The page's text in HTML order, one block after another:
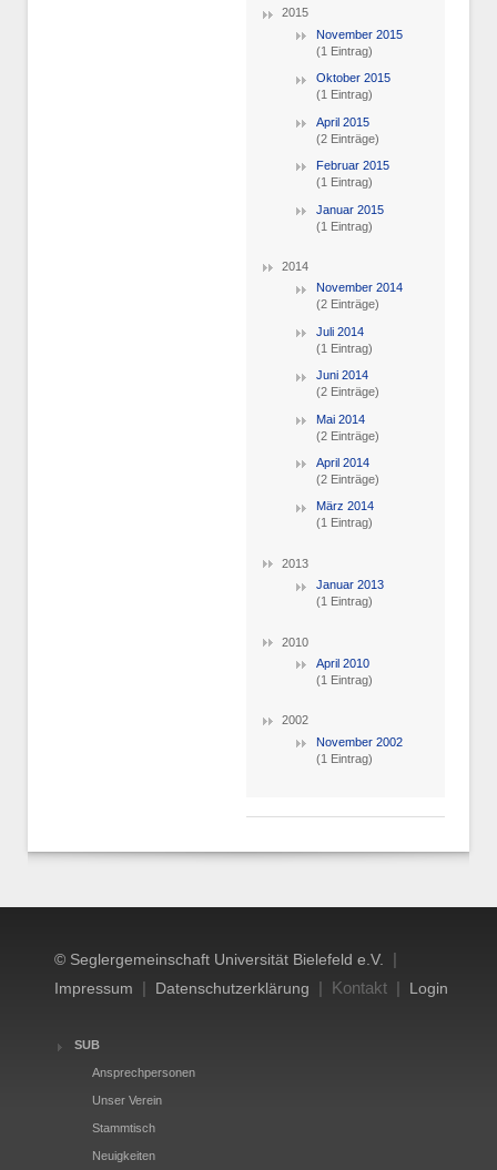
2015
November 2015
(1 Eintrag)
Oktober 2015
(1 Eintrag)
April 2015
(2 Einträge)
Februar 2015
(1 Eintrag)
Januar 2015
(1 Eintrag)
2014
November 2014
(2 Einträge)
Juli 2014
(1 Eintrag)
Juni 2014
(2 Einträge)
Mai 2014
(2 Einträge)
April 2014
(2 Einträge)
März 2014
(1 Eintrag)
2013
Januar 2013
(1 Eintrag)
2010
April 2010
(1 Eintrag)
2002
November 2002
(1 Eintrag)
© Seglergemeinschaft Universität Bielefeld e.V. |
Impressum | Datenschutzerklärung | Kontakt | Login
SUB
Ansprechpersonen
Unser Verein
Stammtisch
Neuigkeiten